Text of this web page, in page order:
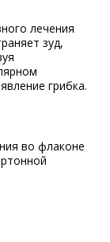
лечения
зуд,
грибка.
во флаконе